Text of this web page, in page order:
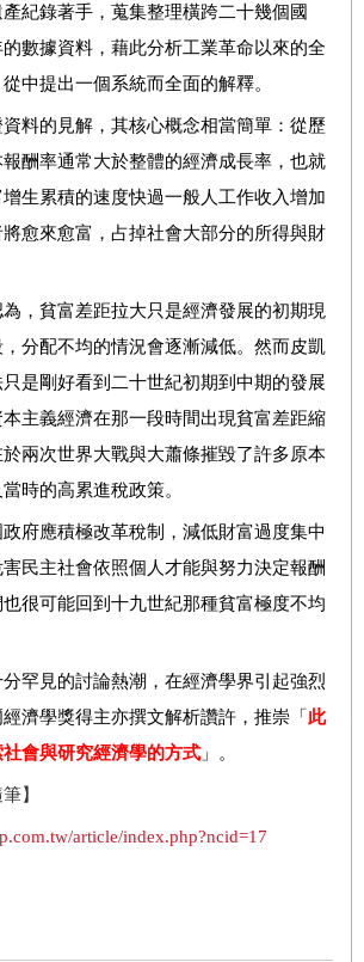
紀錄著手，蒐集整理橫跨二十幾個國
數據資料，藉此分析工業革命以來的全
中提出一個系統而全面的解釋。
料的見解，其核心概念相當簡單：從歷
酬率通常大於整體的經濟成長率，也就
生累積的速度快過一般人工作收入增加
愈來愈富，占掉社會大部分的所得與財
，貧富差距拉大只是經濟發展的初期現
分配不均的情況會逐漸減低。然而皮凱
是剛好看到二十世紀初期到中期的發展
主義經濟在那一段時間出現貧富差距縮
兩次世界大戰與大蕭條摧毀了許多原本
時的高累進稅政策。
府應積極改革稅制，減低財富過度集中
民主社會依照個人才能與努力決定報酬
很可能回到十九世紀那種貧富極度不均
罕見的討論熱潮，在經濟學界引起強烈
濟學獎得主亦撰文解析讚許，推崇「 此
會與研究經濟學的方式 」。
】
article/index.php?ncid=17